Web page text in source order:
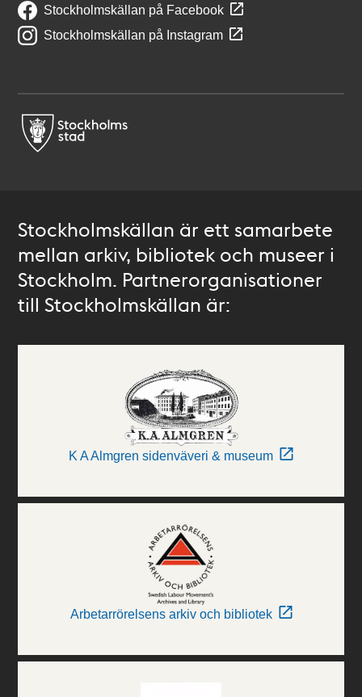
Stockholmskällan på Facebook
Stockholmskällan på Instagram
Stockholmskällan är ett samarbete
mellan arkiv, bibliotek och museer i
Stockholm. Partnerorganisationer
till Stockholmskällan är:
K A Almgren sidenväveri & museum
Arbetarrörelsens arkiv och bibliotek